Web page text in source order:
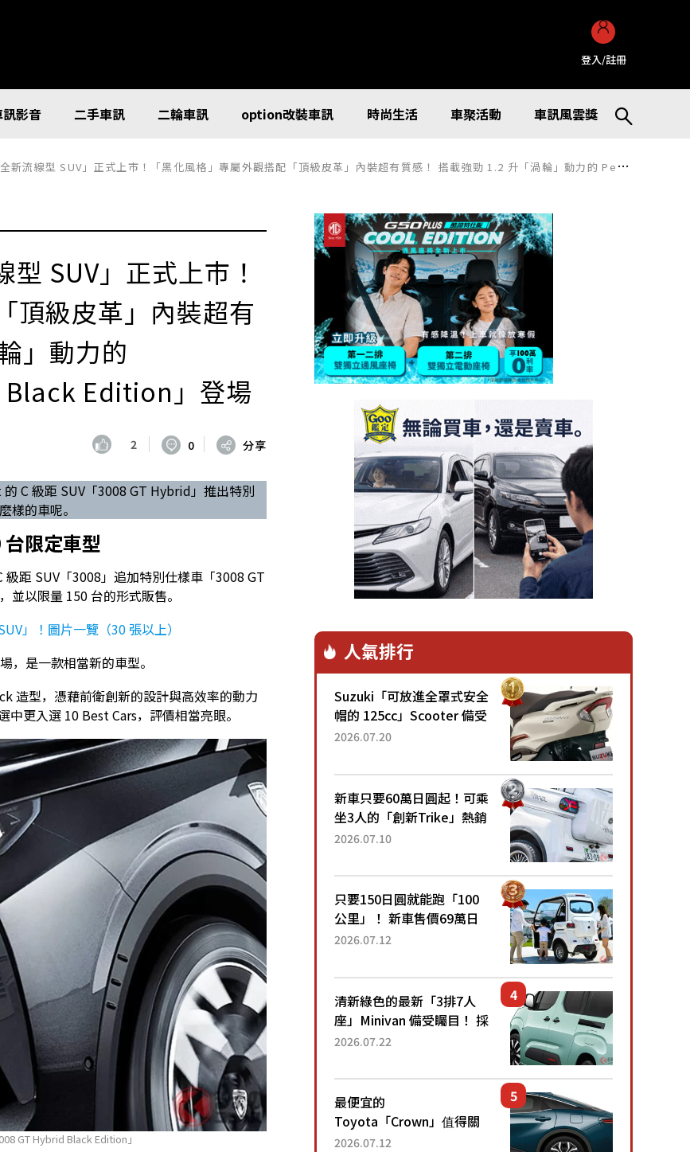
登入/註冊
影音 二手車訊 二輪車訊 option改裝車訊 時尚生活 車聚活動 車訊風雲獎
型 SUV」正式上市！「黑化風格」專屬外觀搭配「頂級皮革」內裝超有質感！ 搭載強勁 1.2 升「渦輪」動力的 Peugeot「3008 GT Hybrid Black Edition」登場
SUV」正式上市！
頂級皮革」內裝超有
」動力的
Edition」登場
2 0 分享
C 級距 SUV「3008 GT Hybrid」推出特別
的車呢。
限定車型
距 SUV「3008」追加特別仕樣車「3008 GT
以限量 150 台的形式販售。
」！圖片一覽（30 張以上）
，是一款相當新的車型。
造型，憑藉前衛創新的設計與高效率的動力
更入選 10 Best Cars，評價相當亮眼。
GT Hybrid Black Edition」
人氣排行
Suzuki「可放進全罩式安全
帽的 125cc」Scooter 備受
矚目！採用全新流線設計與
已陸續開始出口的新款
「B...
2026.07.20
新車只要60萬日圓起！可乘
坐3人的「創新Trike」熱銷
大賣成為人氣車款！「養車
日圓就能跑100公里」「小
朋友坐得...
2026.07.10
只要150日圓就能跑「100
公里」！ 新車售價69萬日
圓的「3人座」Trike大受歡
為何能迅速熱賣？
2026.07.12
清新綠色的最新「3排7人
座」Minivan 備受矚目！ 採
用全長4.7公尺剛剛好的車
還推出467萬元日圓起的5
人座版...
2026.07.22
最便宜的
Toyota「Crown」值得關
注！ 搭載4WD、每公升
2026.07.12